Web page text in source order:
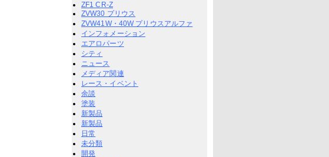
ZF1 CR-Z
ZVW30 プリウス
ZVW41W・40W プリウスアルファ
インフォメーション
エアロパーツ
シティ
ニュース
メディア関連
レース・イベント
余談
塗装
新製品
新製品
日常
未分類
開発